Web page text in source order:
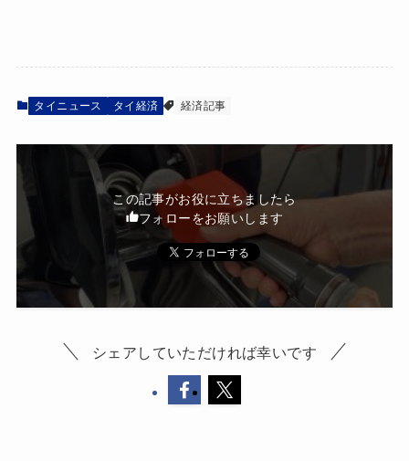
タイニュース タイ経済 経済記事
この記事がお役に立ちましたら
フォローをお願いします
シェアしていただければ幸いです